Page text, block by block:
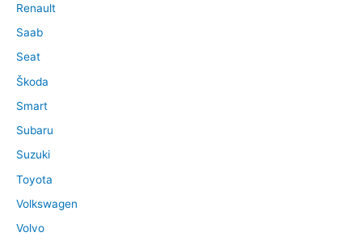
Renault
Saab
Seat
Škoda
Smart
Subaru
Suzuki
Toyota
Volkswagen
Volvo